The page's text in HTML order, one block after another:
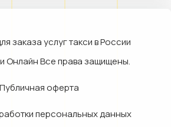
ОнлайнВсе права защищены.
Публичная оферта
персональных данных